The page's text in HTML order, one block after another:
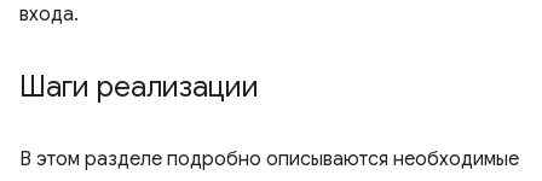
входа.
Шаги реализации
В этом разделе подробно описываются необходимые